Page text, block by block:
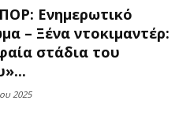
Ενημερωτικό
– Ξένα ντοκιμαντέρ:
στάδια του
2025